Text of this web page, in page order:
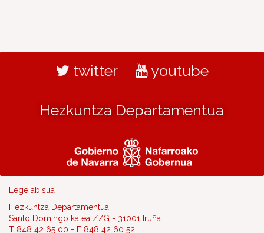
twitter youtube
Hezkuntza Departamentua
Lege abisua
Hezkuntza Departamentua
Santo Domingo kalea Z/G - 31001 Iruña
T 848 42 65 00 - F 848 42 60 52